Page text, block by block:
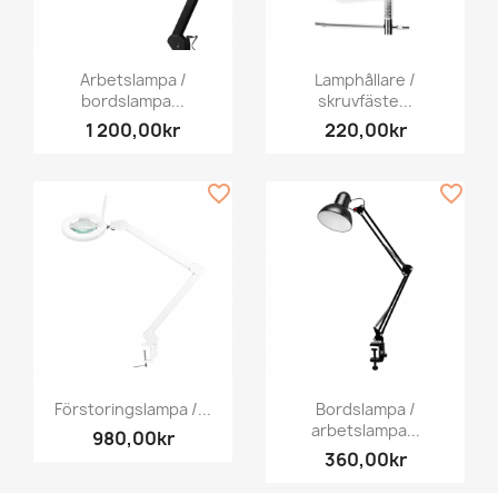
Arbetslampa /
bordslampa...
1 200,00kr
Lamphållare /
skruvfäste...
220,00kr
Förstoringslampa /...
980,00kr
favorite_border
Bordslampa /
arbetslampa...
360,00kr
favorite_border